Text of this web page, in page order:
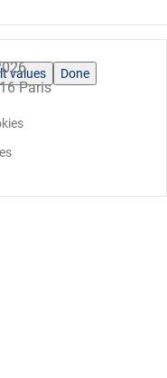
values
Done
Paris